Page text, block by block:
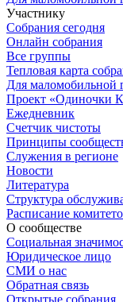
Участнику
Собрания сегодня
Онлайн собрания
Все группы
Тепловая карта
Для маломобильной
Проект «Одиночки
Ежедневник
Счетчик чистоты
Принципы
Служения в регионе
Новости
Литература
Структура
Расписание
О сообществе
Социальная
Юридическое лицо
СМИ о нас
Обратная связь